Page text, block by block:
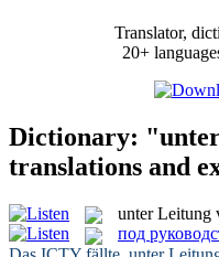
Translator,
20+
Dictionary:
translations and
unter Leitung
под